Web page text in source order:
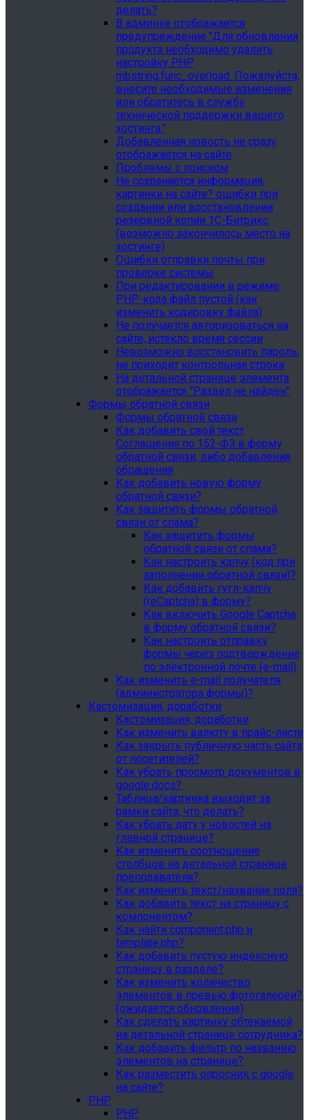
делать?
В админке отображается
предупреждение "Для обновления
продукта необходимо удалить
настройку PHP
mbstring.func_overload. Пожалуйста,
внесите необходимые изменения
или обратитесь в службу
технической поддержки вашего
хостинга."
Добавленная новость не сразу
отображается на сайте
Проблемы с поиском
Не сохраняется информация,
картинки на сайте? ошибки при
создании или восстановлении
резервной копии 1С-Битрикс
(возможно закончилось место на
хостинге)
Ошибки отправки почты при
проверке системы
При редактировании в режиме
PHP-кода файл пустой (как
изменить кодировку файла)
Не получается авторизоваться на
сайте, истекло время сессии
Невозможно восстановить пароль,
не приходит контрольная строка
На детальной странице элемента
отображается "Раздел не найден"
Формы обратной связи
Формы обратной связи
Как добавить свой текст
Соглашения по 152-ФЗ в форму
обратной связи, либо добавления
обращения
Как добавить новую форму
обратной связи?
Как защитить формы обратной
связи от спама?
Как защитить формы
обратной связи от спама?
Как настроить капчу (код при
заполнении обратной связи)?
Как добавить гугл-капчу
(reCaptcha) в форму?
Как включить Google Captcha
в форму обратной связи?
Как настроить отправку
формы через подтверждение
по электронной почте (e-mail)
Как изменить e-mail получателя
(администратора формы)?
Кастомизация, доработки
Кастомизация, доработки
Как изменить валюту в прайс-листе
Как закрыть публичную часть сайта
от посетителей?
Как убрать просмотр документов в
google.docs?
Таблица/картинка выходит за
рамки сайта, что делать?
Как убрать дату у новостей на
главной странице?
Как изменить соотношение
столбцов на детальной странице
преподавателя?
Как изменить текст/название поля?
Как добавить текст на страницу с
компонентом?
Как найти component.php и
template.php?
Как добавить пустую индексную
страницу в разделе?
Как изменить количество
элементов в превью фотогалереи?
(ожидается обновление)
Как сделать картинку обтекаемой
на детальной странице сотрудника?
Как добавить фильтр по названию
элементов на странице?
Как разместить опросник с google
на сайте?
PHP
PHP